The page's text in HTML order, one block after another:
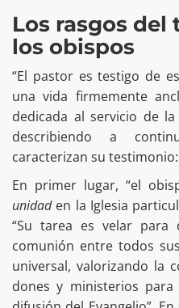
Los rasgos
los obispos
“El pastor es testigo de
una vida firmemente
dedicada al servicio de
describiendo a
caracterizan su testimonio:
En primer lugar, “el
unidad en la Iglesia
“Su tarea es velar
comunión entre todos
universal, valorizando la
dones y ministerios